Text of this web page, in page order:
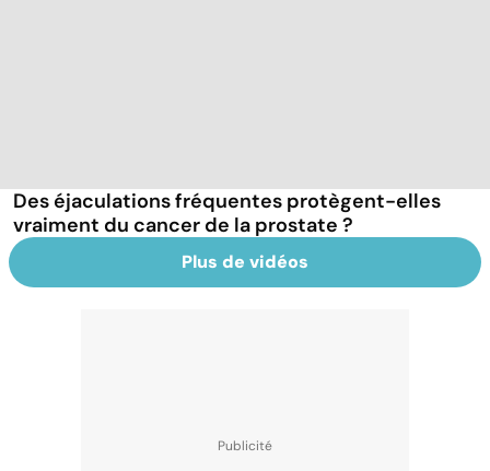
Des éjaculations fréquentes protègent-elles
vraiment du cancer de la prostate ?
Plus de vidéos